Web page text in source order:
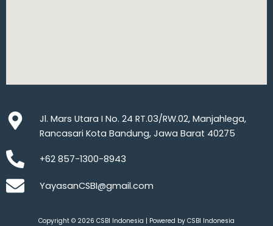
Jl. Mars Utara I No. 24 RT.03/RW.02, Manjahlega,
Rancasari Kota Bandung, Jawa Barat 40275
+62 857-1300-8943
YayasanCSBI@gmail.com
Copyright © 2026 CSBI Indonesia | Powered by CSBI Indonesia